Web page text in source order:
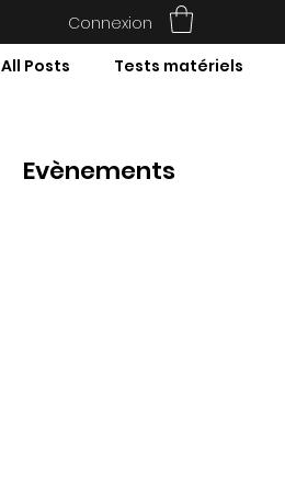
Connexion
All Posts
Tests matériels
Evènements